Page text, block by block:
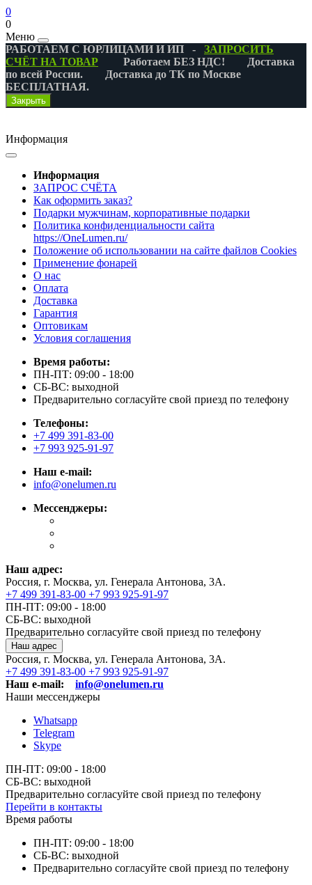
0
0
Меню
РАБОТАЕМ С ЮРЛИЦАМИ И ИП - ЗАПРОСИТЬ
СЧЁТ НА ТОВАР Работаем БЕЗ НДС! Доставка
по всей России. Доставка до ТК по Москве
БЕСПЛАТНАЯ.
Закрыть
Информация
Информация
ЗАПРОС СЧЁТА
Как оформить заказ?
Подарки мужчинам, корпоративные подарки
Политика конфиденциальности сайта
https://OneLumen.ru/
Положение об использовании на сайте файлов Cookies
Применение фонарей
О нас
Оплата
Доставка
Гарантия
Оптовикам
Условия соглашения
Время работы:
ПН-ПТ: 09:00 - 18:00
СБ-ВС: выходной
Предварительно согласуйте свой приезд по телефону
Телефоны:
+7 499 391-83-00
+7 993 925-91-97
Наш e-mail:
info@onelumen.ru
Мессенджеры:
Наш адрес:
Россия, г. Москва, ул. Генерала Антонова, 3А.
+7 499 391-83-00 +7 993 925-91-97
ПН-ПТ: 09:00 - 18:00
СБ-ВС: выходной
Предварительно согласуйте свой приезд по телефону
Наш адрес
Россия, г. Москва, ул. Генерала Антонова, 3А.
+7 499 391-83-00 +7 993 925-91-97
Наш e-mail:
info@onelumen.ru
Наши мессенджеры
Whatsapp
Telegram
Skype
ПН-ПТ: 09:00 - 18:00
СБ-ВС: выходной
Предварительно согласуйте свой приезд по телефону
Перейти в контакты
Время работы
ПН-ПТ: 09:00 - 18:00
СБ-ВС: выходной
Предварительно согласуйте свой приезд по телефону